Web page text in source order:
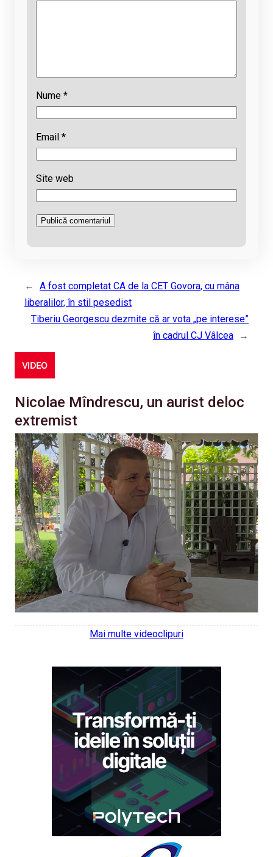
Nume *
Email *
Site web
←
A fost completat CA de la CET Govora, cu mâna
liberalilor, în stil pesedist
Tiberiu Georgescu dezmite că ar vota „pe interese”
în cadrul CJ Vâlcea
→
VIDEO
Nicolae Mîndrescu, un aurist deloc
extremist
Mai multe videoclipuri